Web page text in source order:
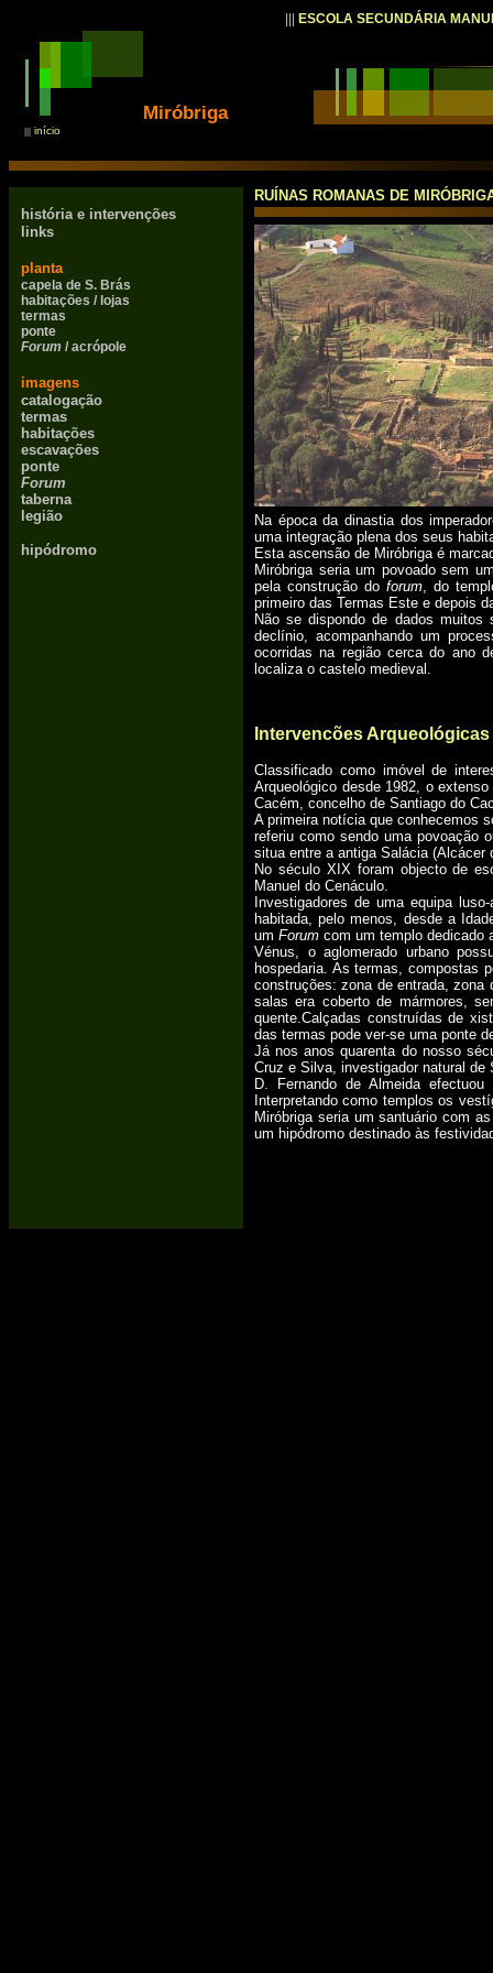
ESCOLA SECUNDÁRIA
Miróbriga
início
história e intervenções
links
planta
capela de S. Brás
habitações / lojas
termas
ponte
Forum / acrópole
imagens
catalogação
termas
habitações
escavações
ponte
Forum
taberna
legião
hipódromo
RUÍNAS ROMANAS DE
Na época da dinastia dos
uma integração plena dos seus
Esta ascensão de Miróbriga é
Miróbriga seria um povoado sem
pela construção do forum, do
primeiro das Termas Este e depois
Não se dispondo de dados
declínio, acompanhando um
ocorridas na região cerca do ano
localiza o castelo medieval.
Intervencões Arqueológicas
Classificado como imóvel de
Arqueológico desde 1982, o
Cacém, concelho de Santiago do
A primeira notícia que conhecemos
referiu como sendo uma povoação
situa entre a antiga Salácia (Alcácer
No século XIX foram objecto de
Manuel do Cenáculo.
Investigadores de uma equipa
habitada, pelo menos, desde a
umForum com um templo dedicado
Vénus, o aglomerado urbano
hospedaria. As termas, compostas
construções: zona de entrada, zona
salas era coberto de mármores,
quente.Calçadas construídas de
das termas pode ver-se uma ponte
Já nos anos quarenta do nosso
Cruz e Silva, investigador natural de
D. Fernando de Almeida
Interpretando como templos os
Miróbriga seria um santuário com
um hipódromo destinado às